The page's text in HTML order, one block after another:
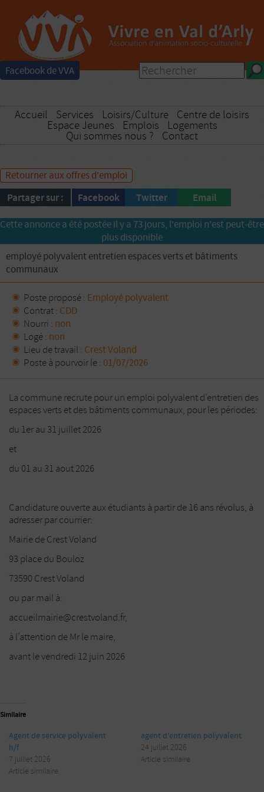
Facebook de VVA
Accueil Services Loisirs/Culture Centre de loisirs
Espace Jeunes Emplois Logements
Qui sommes nous ? Contact
Retourner aux offres d'emploi
Partager sur : Facebook Twitter Email
Cette annonce a été postée il y a 73 jours, l'emploi n'est peut-être
plus disponible
employé polyvalent entretien espaces verts et bâtiments
communaux
Poste proposé : Employé polyvalent
Contrat : CDD
Nourri : non
Logé : non
Lieu de travail : Crest Voland
Poste à pourvoir le : 01/07/2026
La commune recrute pour un emploi polyvalent d’entretien des
espaces verts et des bâtiments communaux, pour les périodes:
du 1er au 31 juillet 2026
et
du 01 au 31 aout 2026
Candidature ouverte aux étudiants à partir de 16 ans révolus, à
adresser par courrier:
Mairie de Crest Voland
93 place du Bouloz
73590 Crest Voland
ou par mail à:
accueilmairie@crestvoland.fr,
à l’attention de Mr le maire,
avant le vendredi 12 juin 2026
Similaire
Agent de service polyvalent
h/f
7 juillet 2026
Article similaire
agent d’entretien polyvalent
24 juillet 2026
Article similaire